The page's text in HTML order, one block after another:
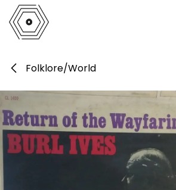
Ir al contenido
Folklore/World